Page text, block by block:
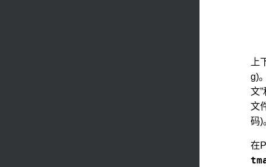
g)
文
文
码)
在